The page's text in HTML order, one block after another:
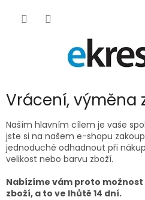
Vrácení, výměna
Naším hlavním cílem je vaše
jste si na našem e-shopu
jednoduché odhadnout při
velikost nebo barvu zboží.
Nabízíme vám proto
zboží, a to ve lhůtě 14 dní.